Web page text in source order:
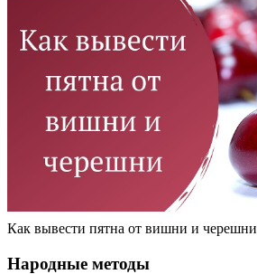
Как вывести пятна от вишни и черешни
Народные методы